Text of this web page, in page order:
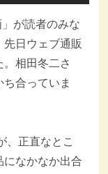
が読者のみな
日ウェブ通販
相田冬二さ
合っていま
、正直なとこ
になかなか出合